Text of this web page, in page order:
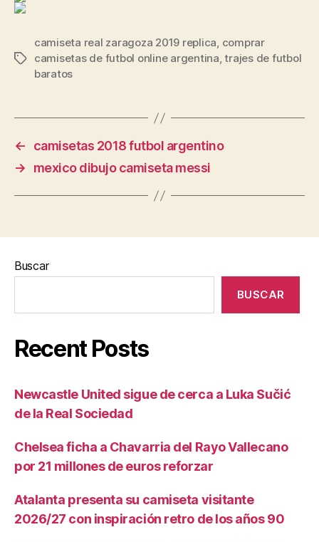
Etiquetas
camiseta real zaragoza 2019 replica, comprar
camisetas de futbol online argentina,trajes de futbol
baratos
←
camisetas 2018 futbol argentino
→
mexico dibujo camiseta messi
Buscar
BUSCAR
Recent Posts
Newcastle United sigue de cerca a Luka Sučić
de la Real Sociedad
Chelsea ficha a Chavarria del Rayo Vallecano
por 21 millones de euros reforzar
Atalanta presenta su camiseta visitante
2026/27 con inspiración retro de los años 90